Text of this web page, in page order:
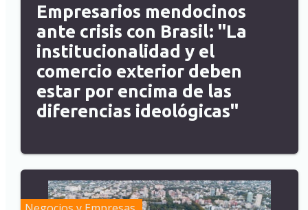
Empresarios mendocinos
ante crisis con Brasil: "La
institucionalidad y el
comercio exterior deben
estar por encima de las
diferencias ideológicas"